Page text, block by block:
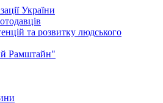
України
та розвитку людського
Рамштайн"